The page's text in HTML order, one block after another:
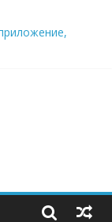
дронов и
вода с
трендом